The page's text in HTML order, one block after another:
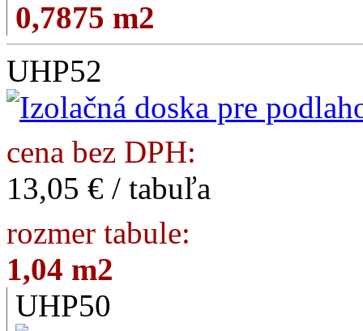
0,7875 m2
UHP52
cena bez DPH:
13,05 € / tabuľa
rozmer tabule:
1,04 m2
UHP50